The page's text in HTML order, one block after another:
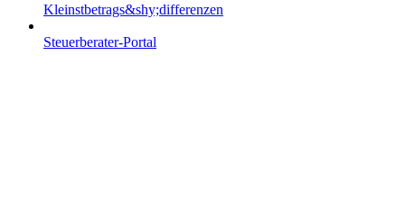
Kleinstbetrags&shy;differenzen
Steuerberater-Portal